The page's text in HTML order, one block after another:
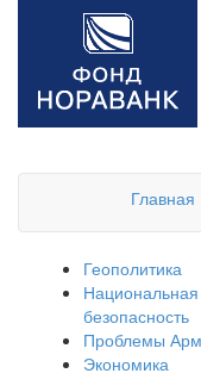
Главная
Геополитика
Национальная
безопасность
Проблемы
Экономика